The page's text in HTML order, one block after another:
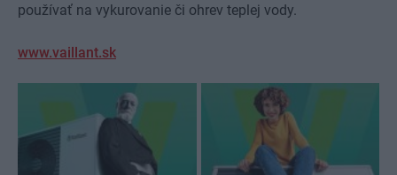
používať na vykurovanie či ohrev teplej vody.
www.vaillant.sk